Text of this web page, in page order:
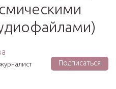
Подписаться